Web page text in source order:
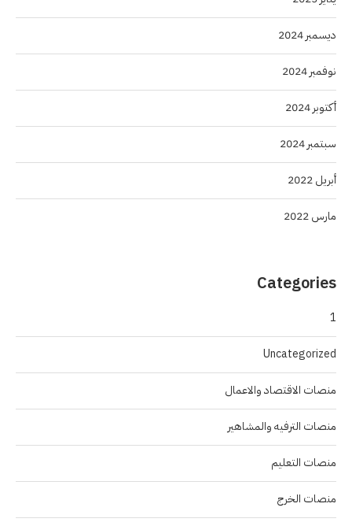
ديسمبر 2024
نوفمبر 2024
أكتوبر 2024
سبتمبر 2024
أبريل 2022
مارس 2022
Categories
1
Uncategorized
منصات الاقتصاد والاعمال
منصات الترفيه والمشاهير
منصات التعليم
منصات الخرج